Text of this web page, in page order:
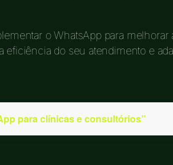
o WhatsApp para melhorar
do seu atendimento e
para clínicas e consultórios”